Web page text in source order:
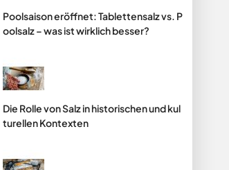
Poolsaison eröffnet: Tablettensalz vs. P
oolsalz – was ist wirklich besser?
Die Rolle von Salz in historischen und kul
turellen Kontexten